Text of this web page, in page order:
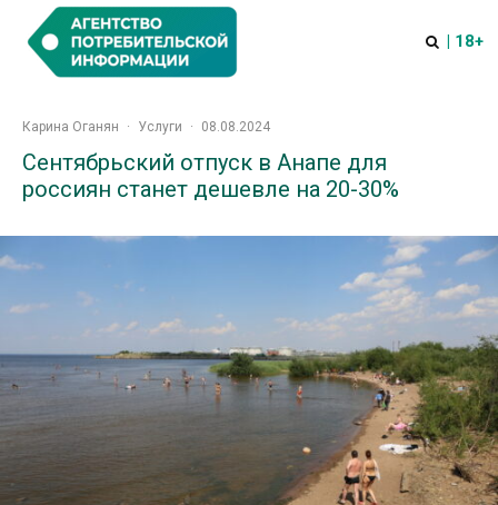
| 18+
Карина Оганян · Услуги · 08.08.2024
Сентябрьский отпуск в Анапе для
россиян станет дешевле на 20-30%